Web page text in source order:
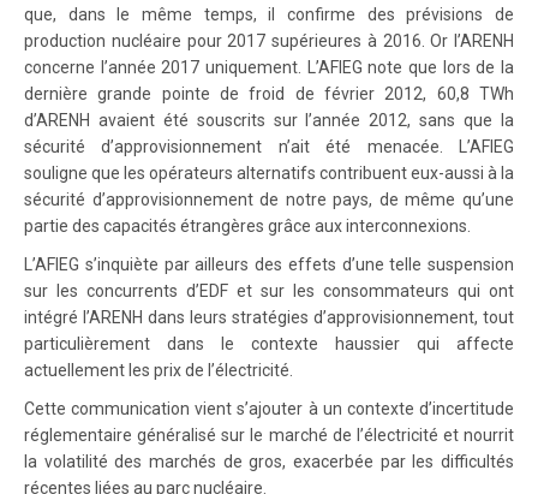
que, dans le même temps, il confirme des prévisions de
production nucléaire pour 2017 supérieures à 2016. Or l’ARENH
concerne l’année 2017 uniquement. L’AFIEG note que lors de la
dernière grande pointe de froid de février 2012, 60,8 TWh
d’ARENH avaient été souscrits sur l’année 2012, sans que la
sécurité d’approvisionnement n’ait été menacée. L’AFIEG
souligne que les opérateurs alternatifs contribuent eux-aussi à la
sécurité d’approvisionnement de notre pays, de même qu’une
partie des capacités étrangères grâce aux interconnexions.
L’AFIEG s’inquiète par ailleurs des effets d’une telle suspension
sur les concurrents d’EDF et sur les consommateurs qui ont
intégré l’ARENH dans leurs stratégies d’approvisionnement, tout
particulièrement dans le contexte haussier qui affecte
actuellement les prix de l’électricité.
Cette communication vient s’ajouter à un contexte d’incertitude
réglementaire généralisé sur le marché de l’électricité et nourrit
la volatilité des marchés de gros, exacerbée par les difficultés
récentes liées au parc nucléaire.